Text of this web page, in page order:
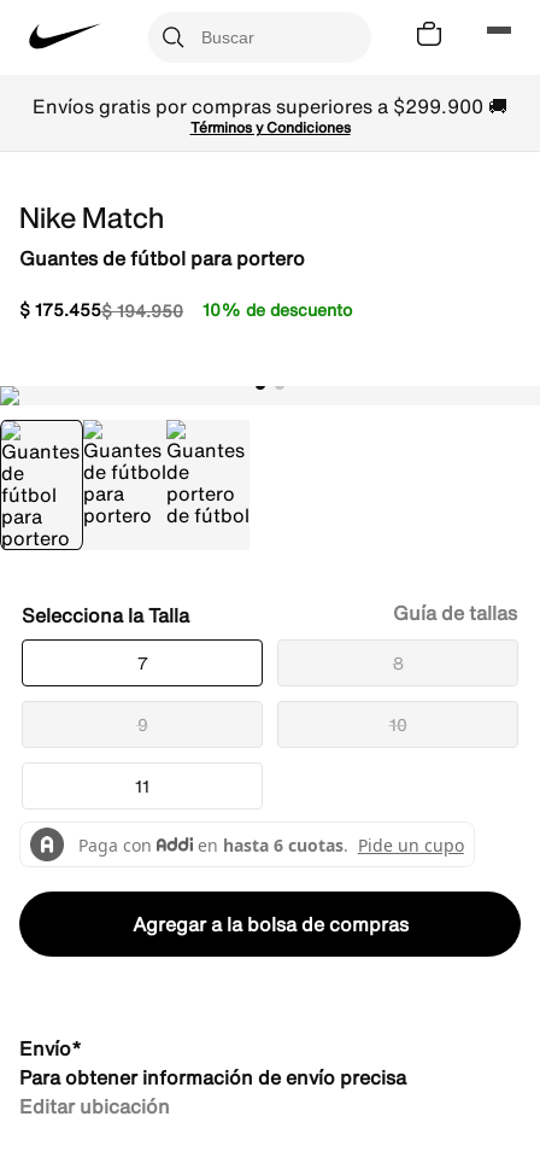
Envíos gratis por compras superiores a $299.900 🚚
Términos y Condiciones
Nike Match
Guantes de fútbol para portero
$194.950
$175.455 10% de descuento
Talla
7 8
9 10
11
Guía de tallas
Agregar a la bolsa de compras
Envío*
Para obtener información de envío precisa
Editar ubicación